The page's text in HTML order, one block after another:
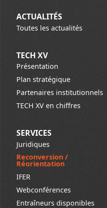
ACTUALITÉS
Toutes les actualités
TECH XV
Présentation
Plan stratégique
Partenaires institutionnels
TECH XV en chiffres
SERVICES
Juridiques
Reconversion /
Réorientation
IFER
Webconférences
Entraîneurs disponibles